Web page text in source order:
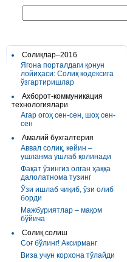
Солиқлар–2016
Ягона порталдаги қонун
лойиҳаси: Солиқ кодексига
ўзгартиришлар
Ахборот-коммуникация
технологиялари
Агар огоҳ сен-сен, шоҳ сен-
сен
Амалий бухгалтерия
Аввал солиқ, кейин –
ушланма ушлаб қолинади
Фақат ўзингиз олган ҳаққа
далолатнома тузинг
Ўзи ишлаб чиқиб, ўзи олиб
борди
Мажбуриятлар – мақом
бўйича
Солиқ солиш
Соғ бўлинг! Аксирманг
Виза учун корхона тўлайди